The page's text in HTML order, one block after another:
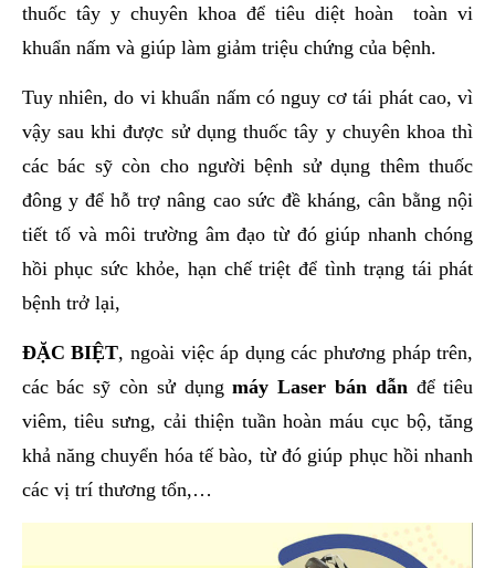
thuốc tây y chuyên khoa để tiêu diệt hoàn toàn vi
khuẩn nấm và giúp làm giảm triệu chứng của bệnh.
Tuy nhiên, do vi khuẩn nấm có nguy cơ tái phát cao, vì
vậy sau khi được sử dụng thuốc tây y chuyên khoa thì
các bác sỹ còn cho người bệnh sử dụng thêm thuốc
đông y để hỗ trợ nâng cao sức đề kháng, cân bằng nội
tiết tố và môi trường âm đạo từ đó giúp nhanh chóng
hồi phục sức khỏe, hạn chế triệt để tình trạng tái phát
bệnh trở lại,
ĐẶC BIỆT, ngoài việc áp dụng các phương pháp trên,
các bác sỹ còn sử dụngmáy Laser bán dẫn để tiêu
viêm, tiêu sưng, cải thiện tuần hoàn máu cục bộ, tăng
khả năng chuyển hóa tế bào, từ đó giúp phục hồi nhanh
các vị trí thương tổn,…